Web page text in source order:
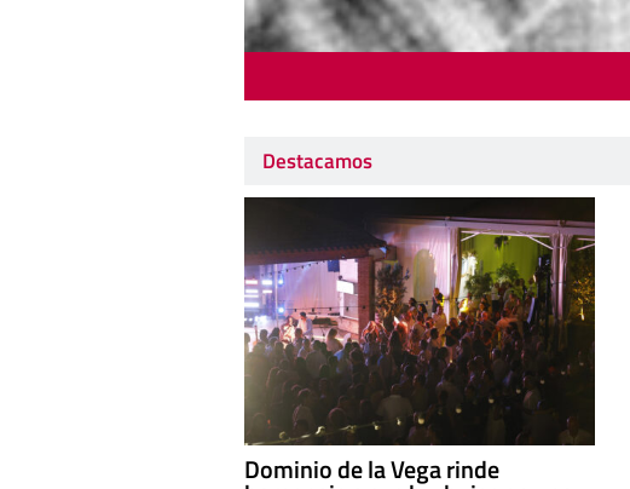
Destacamos
Dominio de la Vega rinde